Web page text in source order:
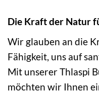
Die Kraft der Natur
Wir glauben an die
Fähigkeit, uns auf
Mit unserer Thlaspi
möchten wir Ihnen